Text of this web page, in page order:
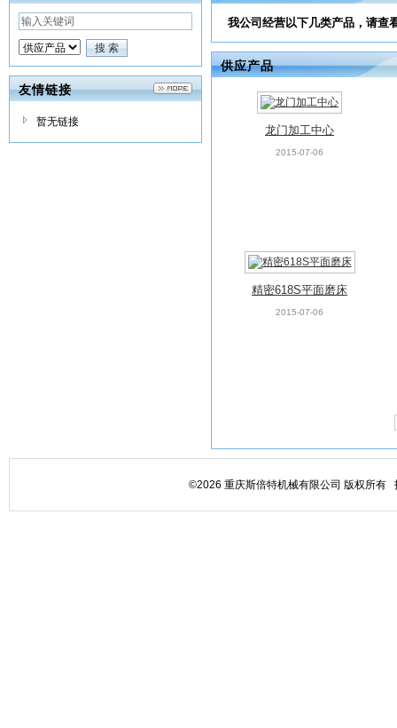
友情链接
暂无链接
我公司经营以下几类产品，请查
供应产品
龙门加工中心
2015-07-06
精密618S平面磨床
2015-07-06
©2026 重庆斯倍特机械有限公司 版权所有